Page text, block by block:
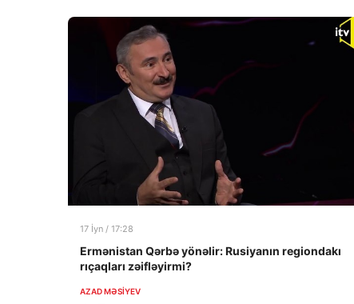
17 İyn / 17:28
Ermənistan Qərbə yönəlir: Rusiyanın regiondakı
rıçaqları zəifləyirmi?
AZAD MƏSIYEV